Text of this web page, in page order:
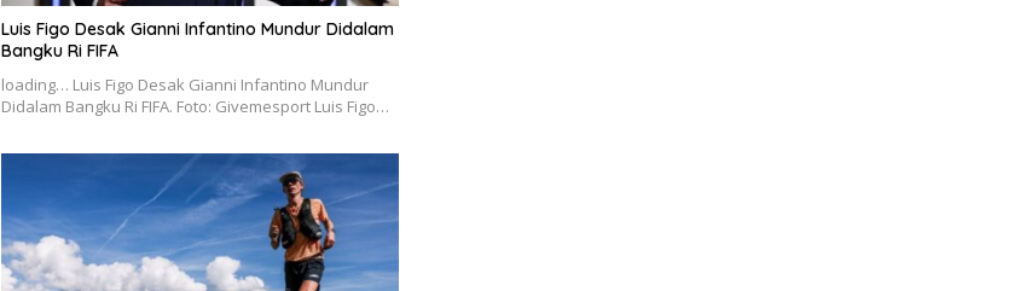
Luis Figo Desak Gianni Infantino Mundur Didalam
Bangku Ri FIFA
loading… Luis Figo Desak Gianni Infantino Mundur
Didalam Bangku Ri FIFA. Foto: Givemesport Luis Figo…